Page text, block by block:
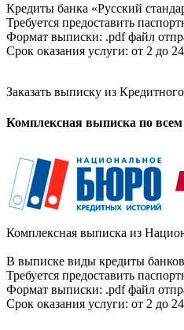
Кредиты банка «Русский
Требуется предоставить
Формат выписки: .pdf файл
Срок оказания услуги: от 2 до
Заказать выписку из
Комплексная выписка по
Комплексная выписка из
В выписке виды кредиты
Требуется предоставить
Формат выписки: .pdf файл
Срок оказания услуги: от 2 до